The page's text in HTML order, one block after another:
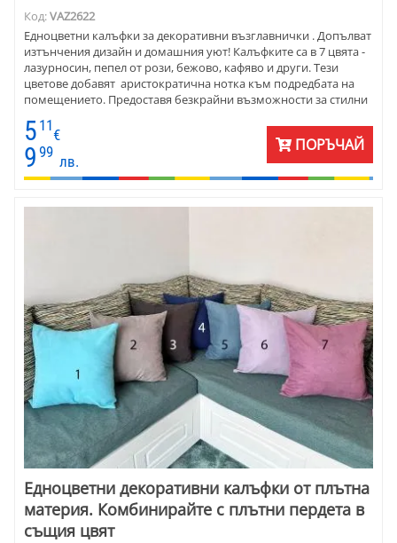
Код:VAZ2622
Едноцветни калъфки за декоративни възглавнички . Допълват
изтънчения дизайн и домашния уют! Калъфките са в 7 цвята -
лазурносин, пепел от рози, бежово, кафяво и други. Тези
цветове добавят аристократична нотка към подредбата на
помещението. Предоставя безкрайни възможности за стилни
Перфектни са за всеки диван, стол или легло. Изработени са от
плат петек - полиестер . Материята е мека на допир и
издръжлива за дълготрайна употреба.
5 11
€
9 99
лв.
ПОРЪЧАЙ
Едноцветни декоративни калъфки от плътна
материя. Комбинирайте с плътни пердета в
същия цвят